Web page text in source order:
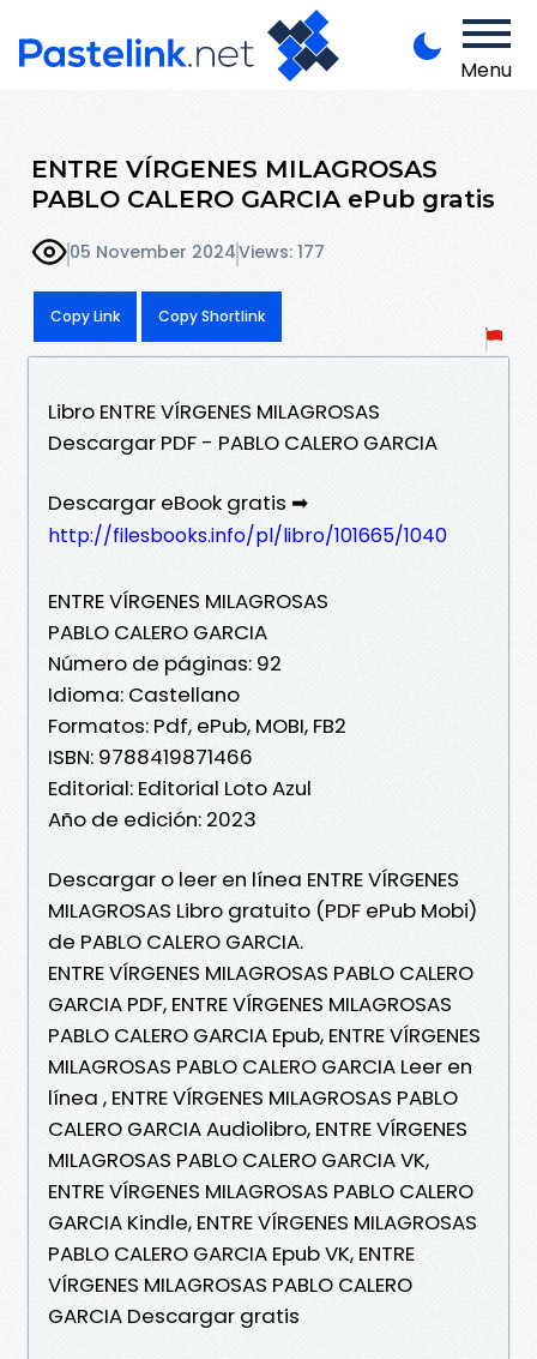
Menu
ENTRE VÍRGENES MILAGROSAS
PABLO CALERO GARCIA ePub gratis
05 November 2024Views: 177
Copy Link Copy Shortlink
Libro ENTRE VÍRGENES MILAGROSAS
Descargar PDF - PABLO CALERO GARCIA
Descargar eBook gratis ➡
http://filesbooks.info/pl/libro/101665/1040
ENTRE VÍRGENES MILAGROSAS
PABLO CALERO GARCIA
Número de páginas: 92
Idioma: Castellano
Formatos: Pdf, ePub, MOBI, FB2
ISBN: 9788419871466
Editorial: Editorial Loto Azul
Año de edición: 2023
Descargar o leer en línea ENTRE VÍRGENES
MILAGROSAS Libro gratuito (PDF ePub Mobi)
de PABLO CALERO GARCIA.
ENTRE VÍRGENES MILAGROSAS PABLO CALERO
GARCIA PDF, ENTRE VÍRGENES MILAGROSAS
PABLO CALERO GARCIA Epub, ENTRE VÍRGENES
MILAGROSAS PABLO CALERO GARCIA Leer en
línea , ENTRE VÍRGENES MILAGROSAS PABLO
CALERO GARCIA Audiolibro, ENTRE VÍRGENES
MILAGROSAS PABLO CALERO GARCIA VK,
ENTRE VÍRGENES MILAGROSAS PABLO CALERO
GARCIA Kindle, ENTRE VÍRGENES MILAGROSAS
PABLO CALERO GARCIA Epub VK, ENTRE
VÍRGENES MILAGROSAS PABLO CALERO
GARCIA Descargar gratis